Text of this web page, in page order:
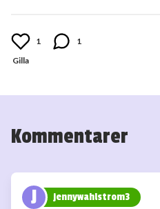
1 1
Kommentarer
J jennywahlstrom3